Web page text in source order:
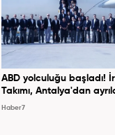
ABD yolculuğu başladı!
Takımı, Antalya'dan
Haber7